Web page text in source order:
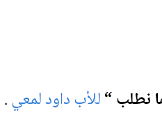
نطلب “للأب داود لمعي.